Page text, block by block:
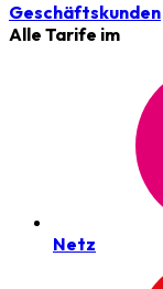
Geschäftskunden
Alle Tarife im
Netz